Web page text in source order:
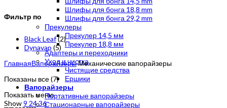
Шлифы для бонга 18,8 mm
Шлифы для бонга 29,2 mm
Прекулеры
Прекулер 14,5 мм
Прекулер 18,8 мм
Адаптеры и переходники
Уход и чистка
Чистящие средства
Ершики
Вапорайзеры
Портативные вапорайзеры
Стационарные вапорайзеры
Фильтр по
Black Leaf(2)
Dynavap (5)
ГлавнаяВапорайзерыМеханические вапорайзеры
Показаны все (7)Цены:
по
убыванию
Показать меню
Show9 2436